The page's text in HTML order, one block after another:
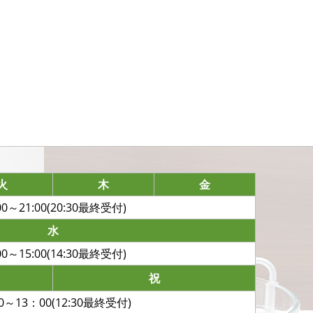
木
金
～21:00(20:30最終受付)
水
～15:00(14:30最終受付)
祝
～13：00(12:30最終受付)